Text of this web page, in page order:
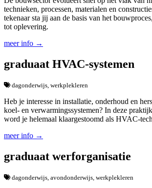
technieken, processen, materialen en
tekenaar sta jij aan de basis van het
tot oplevering.
meer info →
graduaat HVAC-systemen
dagonderwijs, werkplekleren
Heb je interesse in installatie, onderhoud en
koel- en verwarmings­systemen? In deze
word je helemaal klaargestoomd als HVAC-
meer info →
graduaat werforganisatie
dagonderwijs, avondonderwijs, werkplekleren